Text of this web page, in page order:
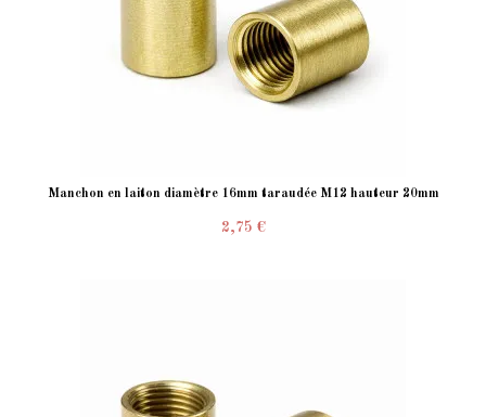
Manchon en laiton diamètre 16mm taraudée M12 hauteur 20mm
2,75 €